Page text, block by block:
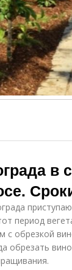
в
период
с обрезкой
обрезать